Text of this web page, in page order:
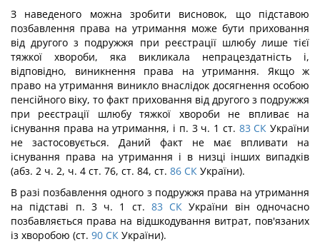
З наведеного можна зробити висновок, що підставою
позбавлення права на утримання може бути приховання
від другого з подружжя при реєстрації шлюбу лише тієї
тяжкої хвороби, яка викликала непрацездатність і,
відповідно, виникнення права на утримання. Якщо ж
право на утримання виникло внаслідок досягнення особою
пенсійного віку, то факт приховання від другого з подружжя
при реєстрації шлюбу тяжкої хвороби не впливає на
існування права на утримання, і п. 3 ч. 1 ст. 83 СК України
не застосовується. Даний факт не має впливати на
існування права на утримання і в низці інших випадків
(абз. 2 ч. 2, ч. 4 ст. 76, ст. 84, ст. 86 СК України).
В разі позбавлення одного з подружжя права на утримання
на підставі п. 3 ч. 1 ст. 83 СК України він одночасно
позбавляється права на відшкодування витрат, пов'язаних
із хворобою (ст. 90 СК України).